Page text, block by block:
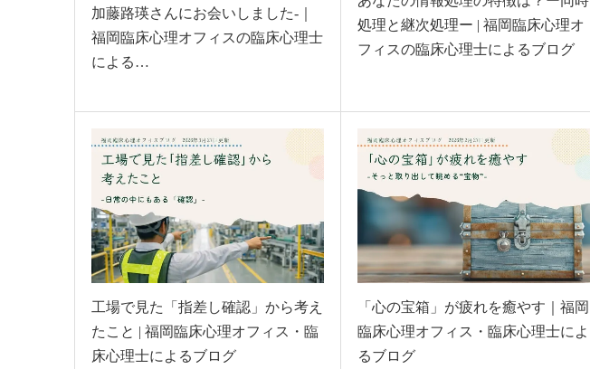
加藤路瑛さんにお会いしました-｜
福岡臨床心理オフィスの臨床心理士
による…
処理と継次処理ー | 福岡臨床心理オ
フィスの臨床心理士によるブログ
工場で見た「指差し確認」から考え
たこと | 福岡臨床心理オフィス・臨
床心理士によるブログ
「心の宝箱」が疲れを癒やす｜福岡
臨床心理オフィス・臨床心理士によ
るブログ